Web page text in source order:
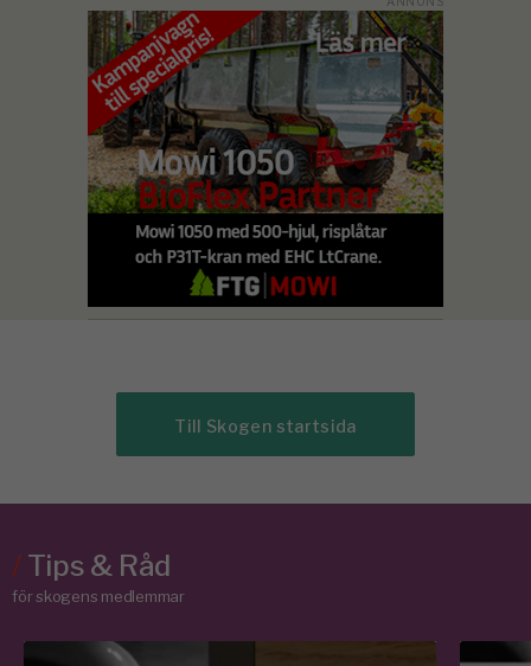
Till Skogen startsida
/Tips & Råd
för skogens medlemmar